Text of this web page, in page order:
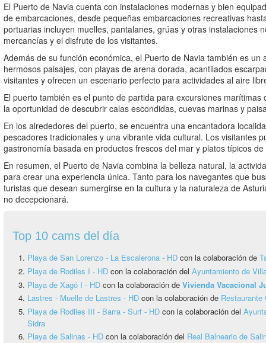
El Puerto de Navia cuenta con instalaciones modernas y bien
de embarcaciones, desde pequeñas embarcaciones recreativas
portuarias incluyen muelles, pantalanes, grúas y otras instalaciones
mercancías y el disfrute de los visitantes.
Además de su función económica, el Puerto de Navia también es un
hermosos paisajes, con playas de arena dorada, acantilados
visitantes y ofrecen un escenario perfecto para actividades al aire
El puerto también es el punto de partida para excursiones
la oportunidad de descubrir calas escondidas, cuevas marinas y
En los alrededores del puerto, se encuentra una encantadora
pescadores tradicionales y una vibrante vida cultural. Los visitantes
gastronomía basada en productos frescos del mar y platos típicos
En resumen, el Puerto de Navia combina la belleza natural, la
para crear una experiencia única. Tanto para los navegantes que
turistas que desean sumergirse en la cultura y la naturaleza de
no decepcionará.
Top 10 cams del día
Playa de San Lorenzo - La Escalerona - HD con la colaboración de
Playa de Rodiles I - HD con la colaboración del Ayuntamiento de
Playa de Xagó I - HD con la colaboración de Vivienda Vacacional
Lastres - Muelle de Lastres - HD con la colaboración de
Playa de Rodiles III - Barra - Surf - HD con la colaboración del
Sidra
Playa de Salinas - HD con la colaboración del Real Balneario de